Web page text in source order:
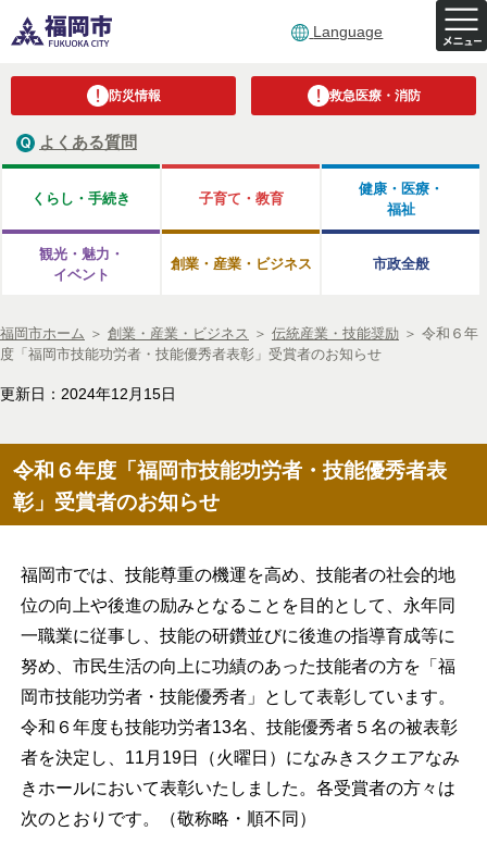
Language
防災情報 救急医療・消防
よくある質問
くらし・手続き 子育て・教育
健康・医療・
福祉
観光・魅力・
イベント
創業・産業・ビジネス 市政全般
福岡市ホーム ＞ 創業・産業・ビジネス ＞ 伝統産業・技能奨励 ＞ 令和６年
度「福岡市技能功労者・技能優秀者表彰」受賞者のお知らせ
更新日：2024年12月15日
令和６年度「福岡市技能功労者・技能優秀者表
彰」受賞者のお知らせ
福岡市では、技能尊重の機運を高め、技能者の社会的地
位の向上や後進の励みとなることを目的として、永年同
一職業に従事し、技能の研鑽並びに後進の指導育成等に
努め、市民生活の向上に功績のあった技能者の方を「福
岡市技能功労者・技能優秀者」として表彰しています。
令和６年度も技能功労者13名、技能優秀者５名の被表彰
者を決定し、11月19日（火曜日）になみきスクエアなみ
きホールにおいて表彰いたしました。各受賞者の方々は
次のとおりです。（敬称略・順不同）